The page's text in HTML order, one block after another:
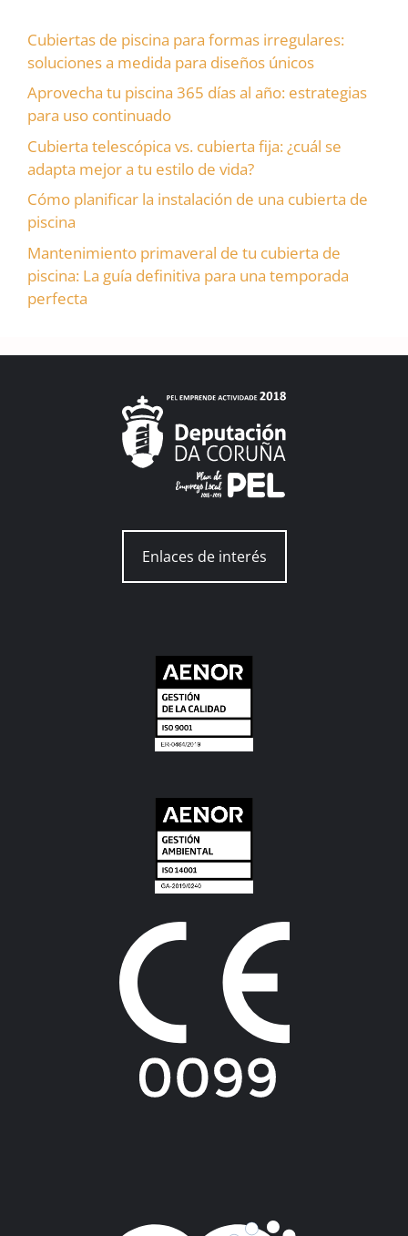
Cubiertas de piscina para formas irregulares:
soluciones a medida para diseños únicos
Aprovecha tu piscina 365 días al año: estrategias
para uso continuado
Cubierta telescópica vs. cubierta fija: ¿cuál se
adapta mejor a tu estilo de vida?
Cómo planificar la instalación de una cubierta de
piscina
Mantenimiento primaveral de tu cubierta de
piscina: La guía definitiva para una temporada
perfecta
Enlaces de interés